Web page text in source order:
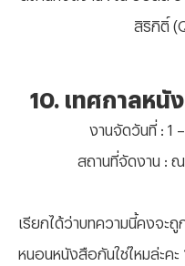
สิริกิติ์
10. เทศกาลหนั
งานจัดวันที่ : 1
สถานที่จัดงาน : ณ
เรียกได้ว่าบทความนี้คงจะ
หนอนหนังสือกันใช่ไหมล่ะคะ